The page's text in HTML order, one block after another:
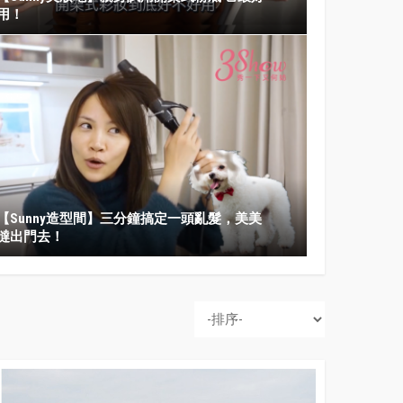
台灣巧手葉璨綿獎不停！兩月連獲國際賽事八面獎牌
！
Sunny造型間】三分鐘搞定一頭亂髮，美美
出門去！